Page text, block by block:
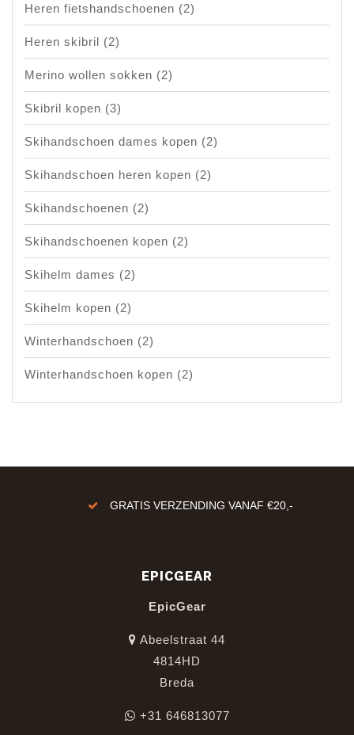
Heren fietshandschoenen (2)
Heren skibril (2)
Merino wollen sokken (2)
Skibril kopen (3)
Skihandschoen dames kopen (2)
Skihandschoen heren kopen (2)
Skihandschoenen (2)
Skihandschoenen kopen (2)
Skihelm dames (2)
Skihelm kopen (2)
Winterhandschoen (2)
Winterhandschoen kopen (2)
GRATIS VERZENDING VANAF €20,-
EPICGEAR
EpicGear
Abeelstraat 44
4814HD
Breda
+31 646813077